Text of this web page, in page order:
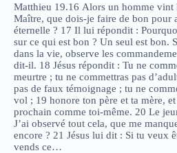
Matthieu 19.16 Alors un homme vint
Maître, que dois-je faire de bon pour
éternelle ? 17 Il lui répondit :
sur ce qui est bon ? Un seul est bon.
dans la vie, observe les
dit-il. 18 Jésus répondit : Tu ne
meurtre ; tu ne commettras pas
pas de faux témoignage ; tu ne
vol ; 19 honore ton père et ta mère,
prochain comme toi-même. 20 Le
J’ai observé tout cela, que me
encore ? 21 Jésus lui dit : Si tu veux
vends ce…